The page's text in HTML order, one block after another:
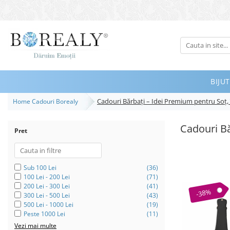
Bijuterii
Inele
Bratari
Seturi
Brose
Tiare
Destinatari
Bijuterii Femei
Bijuterii Copii
Home Cadouri Borealy Cadouri Bărbați – Idei Premium pentru
Cadouri
Pret
Sub 100 Lei
(36)
100 Lei - 200 Lei
(71)
200 Lei - 300 Lei
(41)
300 Lei - 500 Lei
(43)
500 Lei - 1000 Lei
(19)
Peste 1000 Lei
(11)
Vezi mai multe
-38%